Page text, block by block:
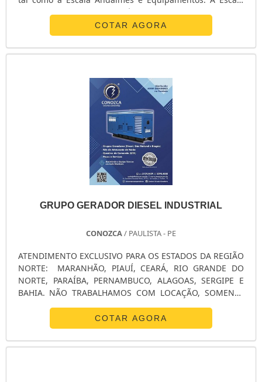
Andaimes e Equipamentos é uma empresa excepcional e
idônea, com profissionais aptos a exercer suas atividades
com excelência e respeito às necessidades dos clientes.A
EMPRESA OFERECE UM SERVIÇO IMPECÁVELA empresa
COTAR AGORA
GRUPO GERADOR DIESEL INDUSTRIAL
CONOZCA/ PAULISTA - PE
ATENDIMENTO EXCLUSIVO PARA OS ESTADOS DA REGIÃO
NORTE: MARANHÃO, PIAUÍ, CEARÁ, RIO GRANDE DO
NORTE, PARAÍBA, PERNAMBUCO, ALAGOAS, SERGIPE E
BAHIA. NÃO TRABALHAMOS COM LOCAÇÃO, SOMENTE
VENDAS. O grupo gerador diesel industrial tem como
finalidade converter o combustível diesel em
eletricidade. O motor queima o combustível para
produzir movimento para o alternador, que converte o
COTAR AGORA